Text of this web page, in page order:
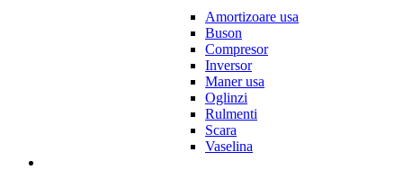
Amortizoare usa
Buson
Compresor
Inversor
Maner usa
Oglinzi
Rulmenti
Scara
Vaselina